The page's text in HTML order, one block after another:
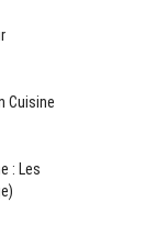
Cuisine
: Les